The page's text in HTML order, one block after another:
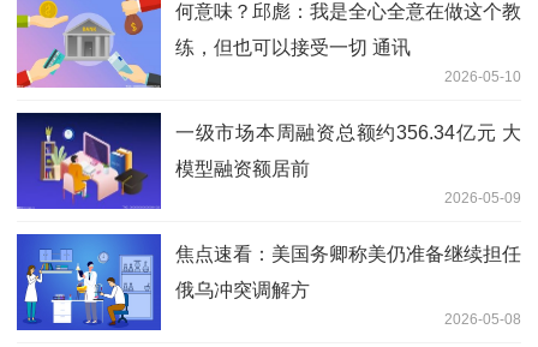
何意味？邱彪：我是全心全意在做这个教
练，但也可以接受一切 通讯
2026-05-10
一级市场本周融资总额约356.34亿元 大
模型融资额居前
2026-05-09
焦点速看：美国务卿称美仍准备继续担任
俄乌冲突调解方
2026-05-08